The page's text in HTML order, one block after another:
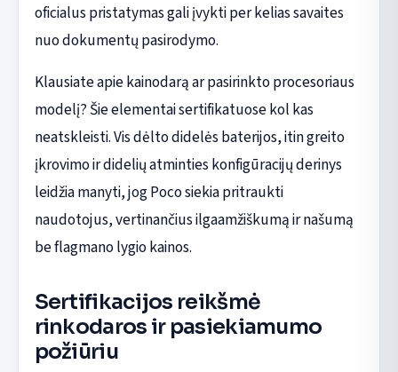
oficialus pristatymas gali įvykti per kelias savaites
nuo dokumentų pasirodymo.
Klausiate apie kainodarą ar pasirinkto procesoriaus
modelį? Šie elementai sertifikatuose kol kas
neatskleisti. Vis dėlto didelės baterijos, itin greito
įkrovimo ir didelių atminties konfigūracijų derinys
leidžia manyti, jog Poco siekia pritraukti
naudotojus, vertinančius ilgaamžiškumą ir našumą
be flagmano lygio kainos.
Sertifikacijos reikšmė
rinkodaros ir pasiekiamumo
požiūriu